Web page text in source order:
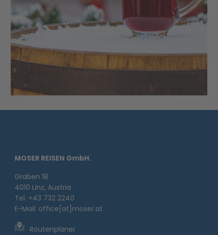
MOSER REISEN GmbH.
Graben 18
4010 Linz, Austria
Tel. +43 732 2240
E-Mail: office[at]moser.at
Routenplaner